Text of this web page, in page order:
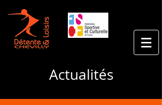
Actualités